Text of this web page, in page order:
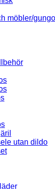
möbler/
utan dildo